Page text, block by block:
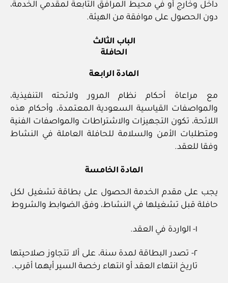
داخل وخارج أو في محيط المرافق التابعة لمقدمي الخدمة،
دون الحصول على موافقة من الهيئة.
الباب الثالث
الحافلة
المادة الرابعة
مع مراعاة أحكام نظام المرور ولائحته التنفيذية،
والمواصفات القياسية السعودية المعتمدة، وأحكام هذه
اللائحة، تكون التجهيزات والاشتراطات والمواصفات الفنية
ومتطلبات الأمن والسلامة للحافلة العاملة في النشاط
وفقا للعقد.
المادة الخامسة
يجب على مقدم الخدمة الحصول على بطاقة تشغيل لكل
حافلة قبل تشغيلها في النشاط، وفق الضوابط والشروط
١- الواردة في العقد.
٢- تصدر البطاقة لمدة سنة، على ألا تتجاوز صلاحيتها
تاريخ انتهاء العقد أو انتهاء رخصة السير أيهما أقرب.